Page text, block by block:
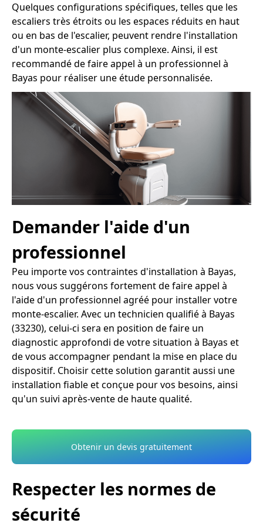
Quelques configurations spécifiques, telles que les
escaliers très étroits ou les espaces réduits en haut
ou en bas de l'escalier, peuvent rendre l'installation
d'un monte-escalier plus complexe. Ainsi, il est
recommandé de faire appel à un professionnel à
Bayas pour réaliser une étude personnalisée.
Demander l'aide d'un
professionnel
Peu importe vos contraintes d'installation à Bayas,
nous vous suggérons fortement de faire appel à
l'aide d'un professionnel agréé pour installer votre
monte-escalier. Avec un technicien qualifié à Bayas
(33230), celui-ci sera en position de faire un
diagnostic approfondi de votre situation à Bayas et
de vous accompagner pendant la mise en place du
dispositif. Choisir cette solution garantit aussi une
installation fiable et conçue pour vos besoins, ainsi
qu'un suivi après-vente de haute qualité.
Obtenir un devis gratuitement
Respecter les normes de
sécurité